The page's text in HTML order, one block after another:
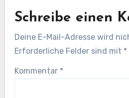
Schreibe einen
Deine E-Mail-Adresse wird
Erforderliche Felder sind mit *
Kommentar *